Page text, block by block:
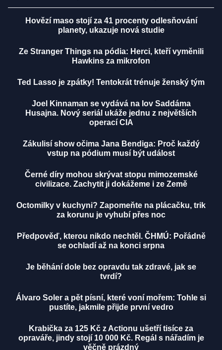
Hovězí maso stojí za 41 procenty odlesňování
planety, ukazuje nová studie
Ze Stranger Things na pódia: Herci, kteří vyměnili
Hawkins za mikrofon
Ted Lasso je zpátky! Tentokrát trénuje ženský tým
Joel Kinnaman se vydává na lov Saddáma
Husajna. Nový seriál ukáže jednu z největších
operací CIA
Zákulisí show očima Jana Bendiga: Proč každý
vstup na pódium musí být událost
Černé díry mohou skrývat stopu mimozemské
civilizace. Zachytit ji dokážeme i ze Země
Octomilky v kuchyni? Zapomeňte na plácačku, trik
za korunu je vyhubí přes noc
Předpověď, kterou nikdo nechtěl. ČHMÚ: Pořádně
se ochladí až na konci srpna
Je běhání dole bez opravdu tak zdravé, jak se
tvrdí?
Álvaro Soler a pět písní, které voní mořem: Tohle si
pustíte, jakmile přijde první vedro
Krabička za 125 Kč z Actionu ušetří tisíce za
opraváře, jindy stojí 10 000 Kč. Regál s nářadím je
věčně prázdný